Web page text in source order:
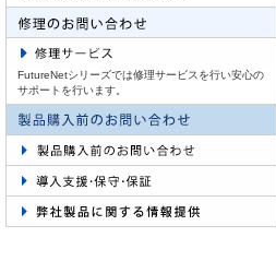
FutureNetシリーズでは修理サービスを行い安心の
サポートを行います。